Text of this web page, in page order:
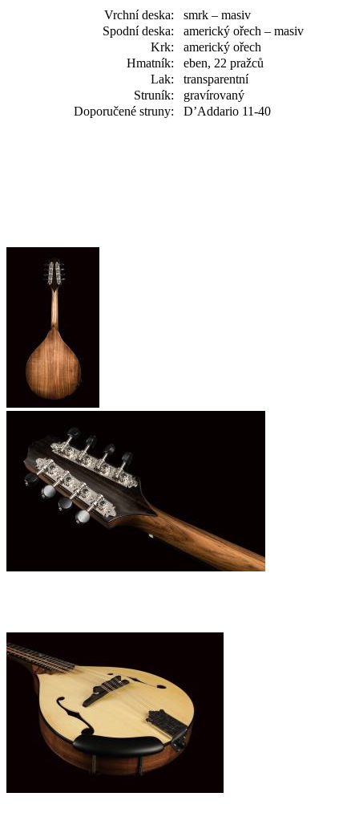
Vrchní deska:
smrk – masiv
Spodní deska:
americký ořech – masiv
Krk:
americký ořech
Hmatník:
eben, 22 pražců
Lak:
transparentní
Struník:
gravírovaný
Doporučené struny:
D’Addario 11-40